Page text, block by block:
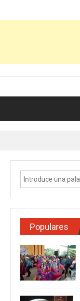
Populares